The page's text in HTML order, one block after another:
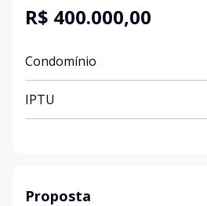
R$ 400.000,00
Condomínio
IPTU
Proposta